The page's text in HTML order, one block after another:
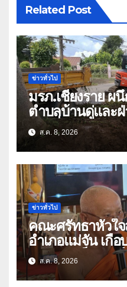
Related Post
ข่าวทั่วไป
มรภ.เชียงราย ผ
ตำบลบ้านดู่และฝ่
ลอกสิ่งกีดขวางท
ปัญหาน้ำท่วม
ส.ค. 8, 2026
ข่าวทั่วไป
คณะศรัทธาหัวใ
อำเภอแม่จัน เกื
แก๊งคอลเซ็นเตอ
ว่า 66 บัญชี
ส.ค. 8, 2026